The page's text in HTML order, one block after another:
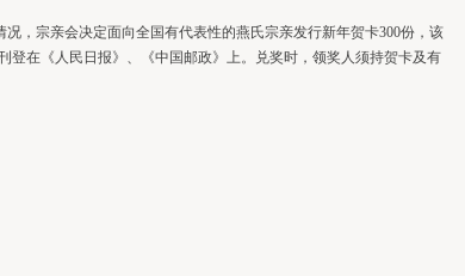
，宗亲会决定面向全国有代表性的燕氏宗亲发行新年贺卡300份，该
登在《人民日报》、《中国邮政》上。兑奖时，领奖人须持贺卡及有